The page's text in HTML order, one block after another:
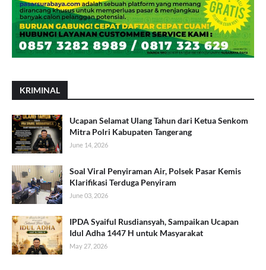
KRIMINAL
Ucapan Selamat Ulang Tahun dari Ketua Senkom
Mitra Polri Kabupaten Tangerang
June 14, 2026
Soal Viral Penyiraman Air, Polsek Pasar Kemis
Klarifikasi Terduga Penyiram
June 03, 2026
IPDA Syaiful Rusdiansyah, Sampaikan Ucapan
Idul Adha 1447 H untuk Masyarakat
May 27, 2026